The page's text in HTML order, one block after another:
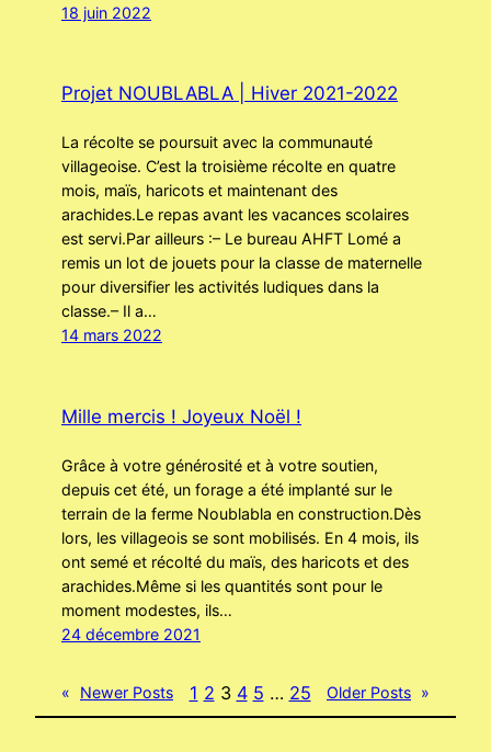
18 juin 2022
Projet NOUBLABLA | Hiver 2021-2022
La récolte se poursuit avec la communauté
villageoise. C’est la troisième récolte en quatre
mois, maïs, haricots et maintenant des
arachides.Le repas avant les vacances scolaires
est servi.Par ailleurs :– Le bureau AHFT Lomé a
remis un lot de jouets pour la classe de maternelle
pour diversifier les activités ludiques dans la
classe.– Il a…
14 mars 2022
Mille mercis ! Joyeux Noël !
Grâce à votre générosité et à votre soutien,
depuis cet été, un forage a été implanté sur le
terrain de la ferme Noublabla en construction.Dès
lors, les villageois se sont mobilisés. En 4 mois, ils
ont semé et récolté du maïs, des haricots et des
arachides.Même si les quantités sont pour le
moment modestes, ils…
24 décembre 2021
« Newer Posts 1 2 3 4 5 … 25 Older Posts »